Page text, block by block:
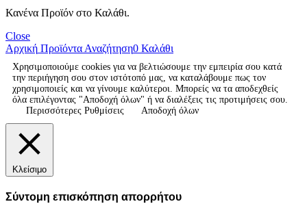
Κανένα Προϊόν στο Καλάθι.
Close
Αρχική Προϊόντα Αναζήτηση0 Καλάθι
Χρησιμοποιούμε cookies για να βελτιώσουμε την εμπειρία σου κατά
την περιήγηση σου στον ιστότοπό μας, να καταλάβουμε πως τον
χρησιμοποιείς και να γίνουμε καλύτεροι. Μπορείς να τα αποδεχθείς
όλα επιλέγοντας "Αποδοχή όλων" ή να διαλέξεις τις προτιμήσεις σου.
Περισσότερες Ρυθμίσεις
Αποδοχή όλων
Κλείσιμο
Σύντομη επισκόπηση απορρήτου